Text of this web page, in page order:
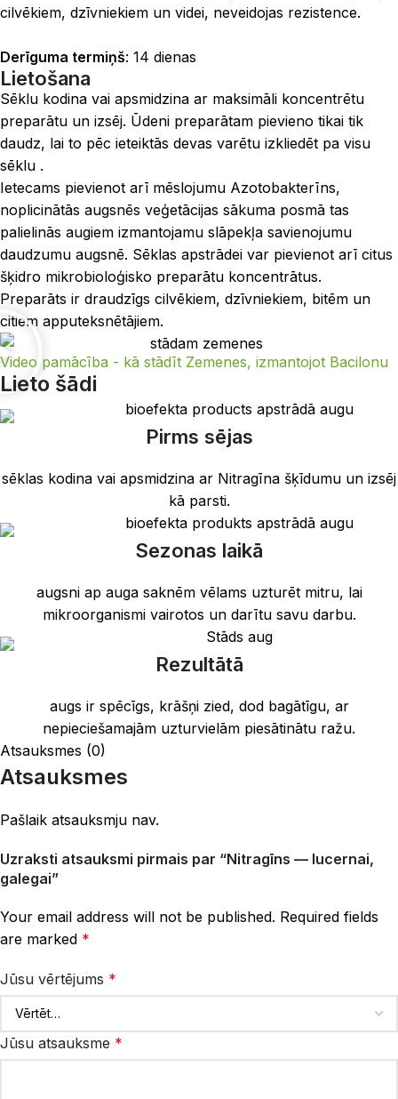
cilvēkiem, dzīvniekiem un videi, neveidojas rezistence.
Derīguma termiņš: 14 dienas
Lietošana
Sēklu kodina vai apsmidzina ar maksimāli koncentrētu
preparātu un izsēj. Ūdeni preparātam pievieno tikai tik
daudz, lai to pēc ieteiktās devas varētu izkliedēt pa visu
sēklu .
Ietecams pievienot arī mēslojumu Azotobakterīns,
noplicinātās augsnēs veģetācijas sākuma posmā tas
palielinās augiem izmantojamu slāpekļa savienojumu
daudzumu augsnē. Sēklas apstrādei var pievienot arī citus
šķidro mikrobioloģisko preparātu koncentrātus.
Preparāts ir draudzīgs cilvēkiem, dzīvniekiem, bitēm un
citiem apputeksnētājiem.
Video pamācība - kā stādīt Zemenes, izmantojot Bacilonu
Lieto šādi
Pirms sējas
sēklas kodina vai apsmidzina ar Nitragīna šķīdumu un izsēj
kā parsti.
Sezonas laikā
augsni ap auga saknēm vēlams uzturēt mitru, lai
mikroorganismi vairotos un darītu savu darbu.
Rezultātā
augs ir spēcīgs, krāšņi zied, dod bagātīgu, ar
nepieciešamajām uzturvielām piesātinātu ražu.
Atsauksmes (0)
Atsauksmes
Pašlaik atsauksmju nav.
Uzraksti atsauksmi pirmais par “Nitragīns — lucernai,
galegai”
Your email address will not be published. Required fields
are marked *
Jūsu vērtējums *
Jūsu atsauksme *